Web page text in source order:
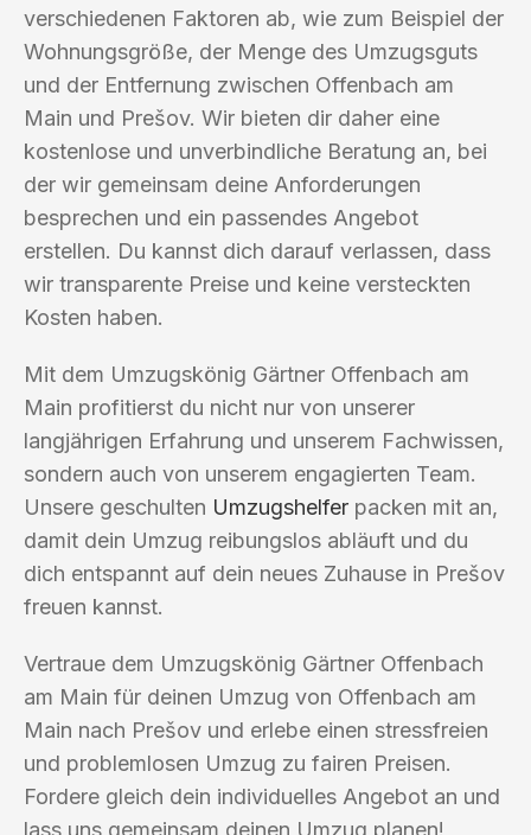
verschiedenen Faktoren ab, wie zum Beispiel der
Wohnungsgröße, der Menge des Umzugsguts
und der Entfernung zwischen Offenbach am
Main und Prešov. Wir bieten dir daher eine
kostenlose und unverbindliche Beratung an, bei
der wir gemeinsam deine Anforderungen
besprechen und ein passendes Angebot
erstellen. Du kannst dich darauf verlassen, dass
wir transparente Preise und keine versteckten
Kosten haben.
Mit dem Umzugskönig Gärtner Offenbach am
Main profitierst du nicht nur von unserer
langjährigen Erfahrung und unserem Fachwissen,
sondern auch von unserem engagierten Team.
Unsere geschulten Umzugshelfer packen mit an,
damit dein Umzug reibungslos abläuft und du
dich entspannt auf dein neues Zuhause in Prešov
freuen kannst.
Vertraue dem Umzugskönig Gärtner Offenbach
am Main für deinen Umzug von Offenbach am
Main nach Prešov und erlebe einen stressfreien
und problemlosen Umzug zu fairen Preisen.
Fordere gleich dein individuelles Angebot an und
lass uns gemeinsam deinen Umzug planen!